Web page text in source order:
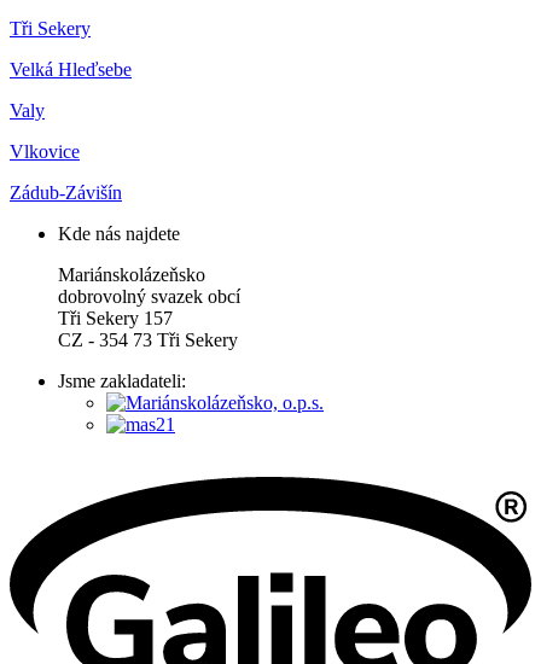
Tři Sekery
Velká Hleďsebe
Valy
Vlkovice
Zádub-Závišín
Kde nás najdete
Mariánskolázeňsko
dobrovolný svazek obcí
Tři Sekery 157
CZ - 354 73 Tři Sekery
Jsme zakladateli: